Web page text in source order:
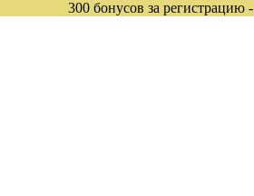
300 бонусов за регистрацию -